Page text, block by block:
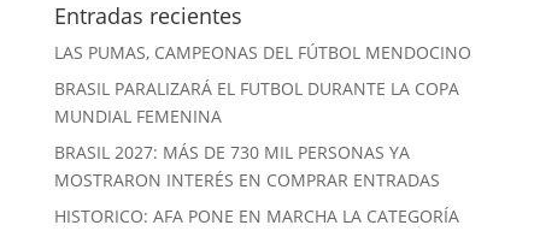
Entradas recientes
LAS PUMAS, CAMPEONAS DEL FÚTBOL MENDOCINO
BRASIL PARALIZARÁ EL FUTBOL DURANTE LA COPA
MUNDIAL FEMENINA
BRASIL 2027: MÁS DE 730 MIL PERSONAS YA
MOSTRARON INTERÉS EN COMPRAR ENTRADAS
HISTORICO: AFA PONE EN MARCHA LA CATEGORÍA